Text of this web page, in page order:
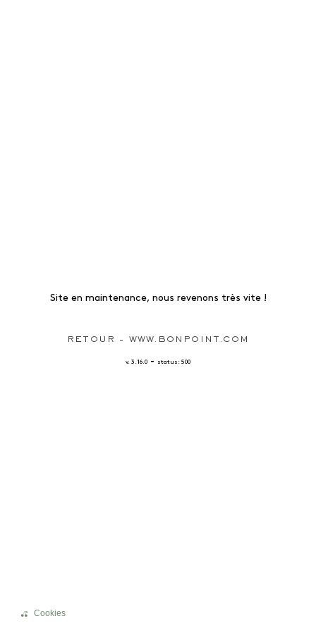
Site en maintenance, nous revenons très vite !
RETOUR - WWW.BONPOINT.COM
v. 3.16.0 - status: 500